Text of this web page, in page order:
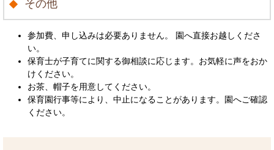
その他
参加費、申し込みは必要ありません。 園へ直接お越しくださ
い。
保育士が子育てに関する御相談に応じます。お気軽に声をおか
けください。
お茶、帽子を用意してください。
保育園行事等により、中止になることがあります。園へご確認
ください。